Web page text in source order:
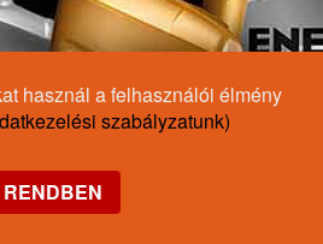
használ a felhasználói élmény
szabályzatunk)
RENDBEN